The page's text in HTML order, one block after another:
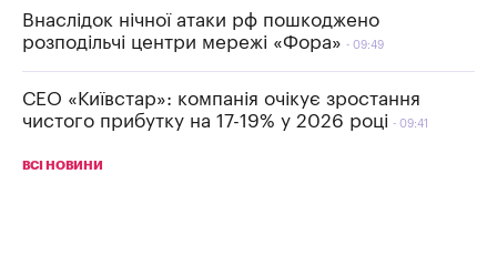
Внаслідок нічної атаки рф пошкоджено
розподільчі центри мережі «Фора»
09:49
СЕО «Київстар»: компанія очікує зростання
чистого прибутку на 17-19% у 2026 році
09:41
ВСІ НОВИНИ